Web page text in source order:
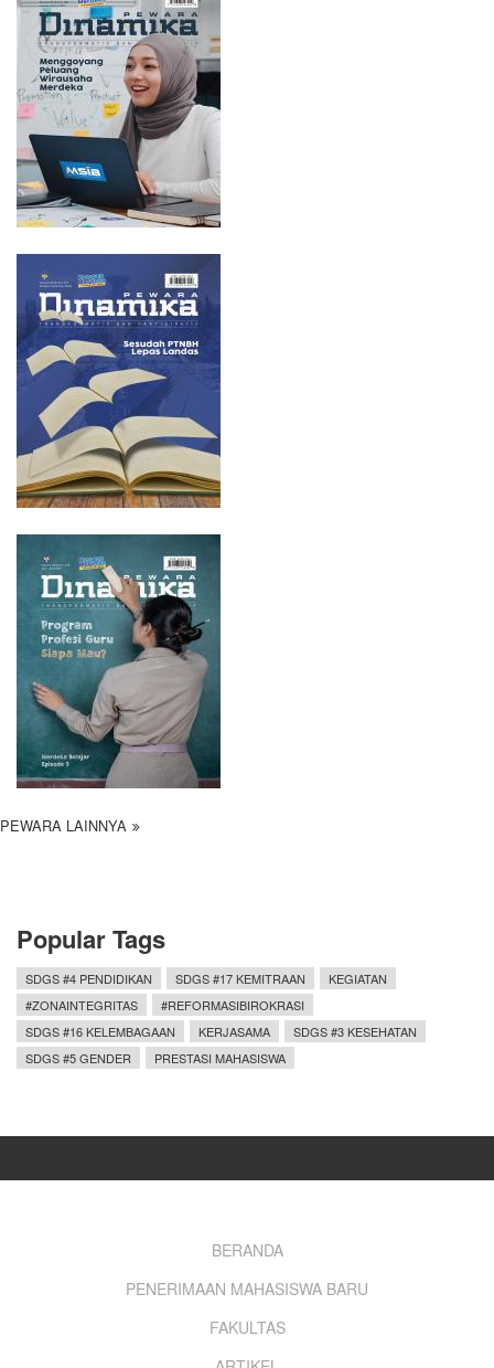
PEWARA LAINNYA
Popular Tags
SDGS #4 PENDIDIKAN SDGS #17 KEMITRAAN
KEGIATAN
#ZONAINTEGRITAS
#REFORMASIBIROKRASI
SDGS #16 KELEMBAGAAN
KERJASAMA
SDGS #3 KESEHATAN
SDGS #5 GENDER
PRESTASI MAHASISWA
BERANDA
PENERIMAAN MAHASISWA BARU
FAKULTAS